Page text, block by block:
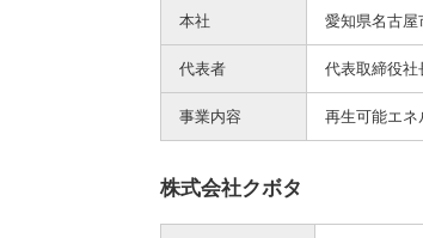
本社 愛知県名古
代表者 代表取締役
事業内容 再生可能エ
株式会社クボタ